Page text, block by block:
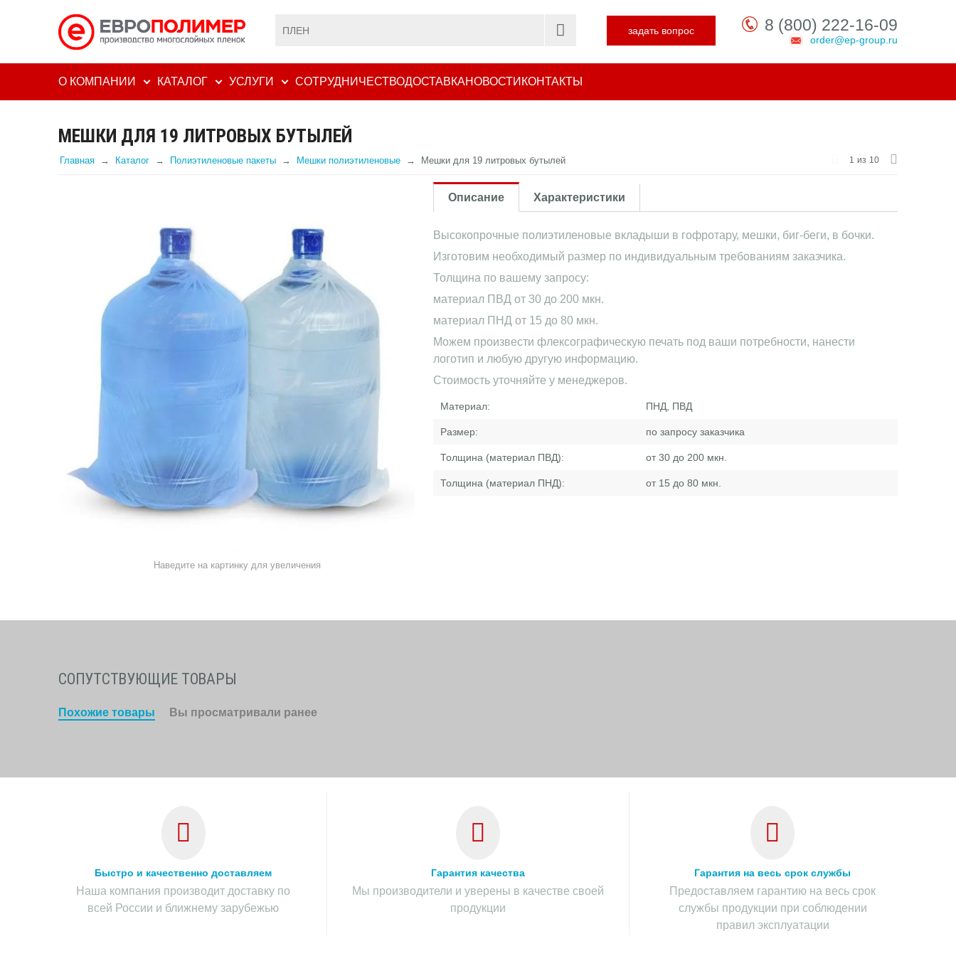
8 (800) 222-16-09
order@ep-group.ru
задать вопрос
О КОМПАНИИ КАТАЛОГ УСЛУГИ СОТРУДНИЧЕСТВОДОСТАВКАНОВОСТИ КОНТАКТЫ
МЕШКИ ДЛЯ 19 ЛИТРОВЫХ БУТЫЛЕЙ
Главная Каталог Полиэтиленовые пакеты Мешки полиэтиленовые Мешки для 19 литровых бутылей 1 из 10
Наведите на картинку для увеличения
Описание Характеристики
Высокопрочные полиэтиленовые вкладыши в гофротару, мешки, биг-беги, в бочки.
Изготовим необходимый размер по индивидуальным требованиям заказчика.
Толщина по вашему запросу:
материал ПВД от 30 до 200 мкн.
материал ПНД от 15 до 80 мкн.
Можем произвести флексографическую печать под ваши потребности, нанести
логотип и любую другую информацию.
Стоимость уточняйте у менеджеров.
Материал: ПНД, ПВД
Размер: по запросу заказчика
Толщина (материал ПВД): от 30 до 200 мкн.
Толщина (материал ПНД): от 15 до 80 мкн.
СОПУТСТВУЮЩИЕ ТОВАРЫ
Похожие товары Вы просматривали ранее
Быстро и качественно доставляем
Наша компания производит доставку по
всей России и ближнему зарубежью
Гарантия качества
Мы производители и уверены в качестве своей
продукции
Гарантия на весь срок службы
Предоставляем гарантию на весь срок
службы продукции при соблюдении
правил эксплуатации